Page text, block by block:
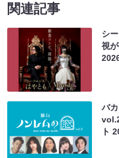
関連記事
シ
視
バ
ト